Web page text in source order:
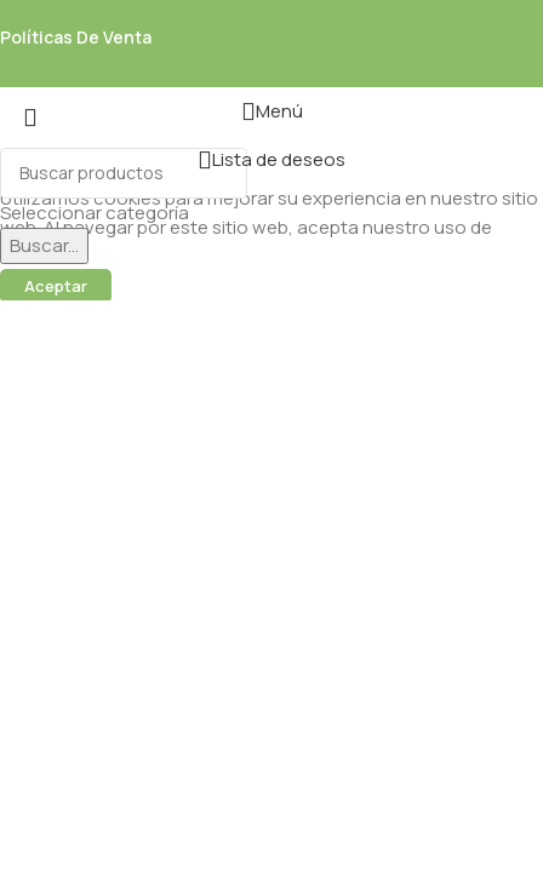
Políticas De Venta
Seleccionar categoría
Buscar...
Menú
Lista de deseos
Utilizamos cookies para mejorar su experiencia en nuestro sitio
web. Al navegar por este sitio web, acepta nuestro uso de
cookies.
Aceptar